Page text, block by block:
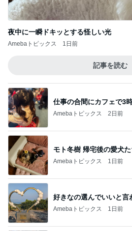
夜中に一瞬ドキッとする怪しい光
Amebaトピックス 1日前
記事を読む
仕事の合間にカフェで3
Amebaトピックス 2日前
モト冬樹 帰宅後の愛犬
Amebaトピックス 1日前
好きなの選んでいいと言
Amebaトピックス 1日前